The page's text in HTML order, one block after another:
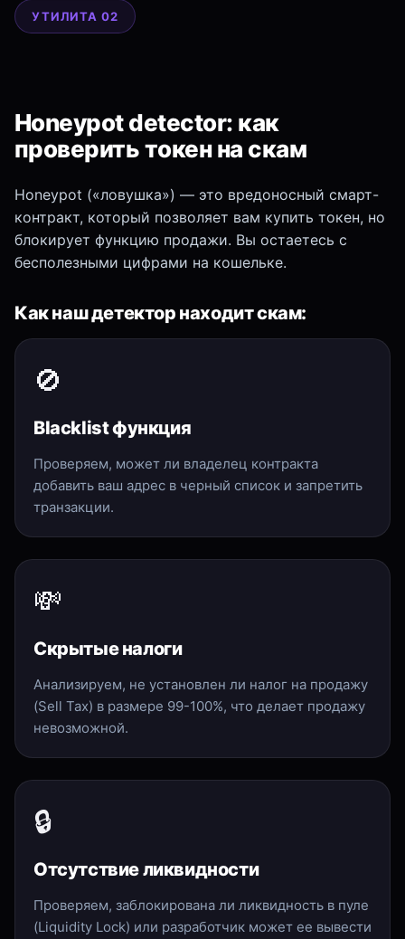
УТИЛИТА 02
Honeypot detector: как
проверить токен на скам
Honeypot («ловушка») — это вредоносный смарт-
контракт, который позволяет вам купить токен, но
блокирует функцию продажи. Вы остаетесь с
бесполезными цифрами на кошельке.
Как наш детектор находит скам:
🚫
Blacklist функция
Проверяем, может ли владелец контракта
добавить ваш адрес в черный список и запретить
транзакции.
💸
Скрытые налоги
Анализируем, не установлен ли налог на продажу
(Sell Tax) в размере 99-100%, что делает продажу
невозможной.
🔒
Отсутствие ликвидности
Проверяем, заблокирована ли ликвидность в пуле
(Liquidity Lock) или разработчик может ее вывести